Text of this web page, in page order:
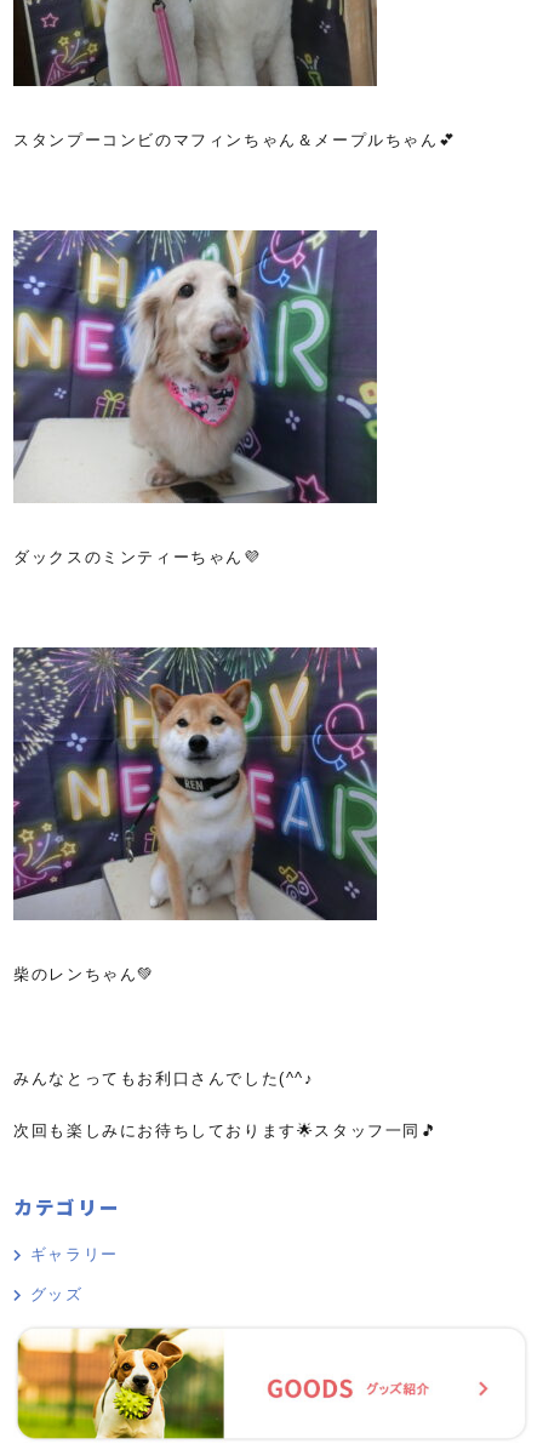
スタンプーコンビのマフィンちゃん＆メープルちゃん💕
ダックスのミンティーちゃん💜
柴のレンちゃん💚
みんなとってもお利口さんでした(^^♪
次回も楽しみにお待ちしております🌟スタッフ一同🎵
カテゴリー
ギャラリー
グッズ